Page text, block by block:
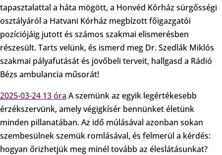
tapasztalattal a háta mögött, a Honvéd Kórház sürgősségi
osztályáról a Hatvani Kórház megbízott főigazgatói
pozíciójáig jutott és számos szakmai elismerésben
részesült. Tarts velünk, és ismerd meg Dr. Szedlák Miklós
szakmai pályafutását és jövőbeli terveit, hallgasd a Rádió
Bézs ambulancia műsorát!
2025-03-24 13 óra A szemünk az egyik legértékesebb
érzékszervünk, amely végigkísér bennünket életünk
minden pillanatában. Az idő múlásával azonban sokan
szembesülnek szemük romlásával, és felmerül a kérdés:
hogyan őrizhetjük meg minél tovább az éleslátásunkat?